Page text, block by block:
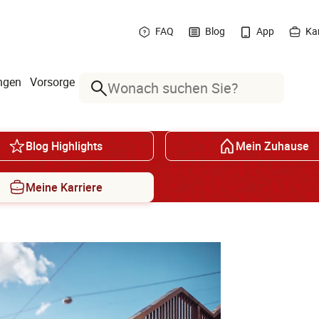
FAQ Blog App
Vorsorge
Suche
Blog Highlights Mein Zuhause
Meine Karriere